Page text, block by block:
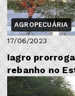
AGROPECUÁRIA
17/06/2023
Iagro
rebanho no